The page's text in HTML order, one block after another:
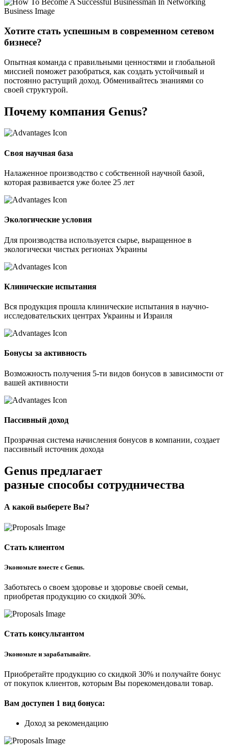
Хотите стать успешным в современном сетевом
бизнесе?
Опытная команда с правильными ценностями и глобальной
миссией поможет разобраться, как создать устойчивый и
постоянно растущий доход. Обменивайтесь знаниями со
своей структурой.
Почему компания Genus?
Своя научная база
Налаженное производство с собственной научной базой,
которая развивается уже более 25 лет
Экологические условия
Для производства используется сырье, выращенное в
экологически чистых регионах Украины
Клинические испытания
Вся продукция прошла клинические испытания в научно-
исследовательских центрах Украины и Израиля
Бонусы за активность
Возможность получения 5-ти видов бонусов в зависимости от
вашей активности
Пассивный доход
Прозрачная система начисления бонусов в компании, создает
пассивный источник дохода
Genus предлагает
разные способы сотрудничества
А какой выберете Вы?
Стать клиентом
Экономьте вместе с Genus.
Заботьтесь о своем здоровье и здоровье своей семьи,
приобретая продукцию со скидкой 30%.
Стать консультантом
Экономьте и зарабатывайте.
Приобретайте продукцию со скидкой 30% и получайте бонус
от покупок клиентов, которым Вы порекомендовали товар.
Вам доступен 1 вид бонуса:
Доход за рекомендацию